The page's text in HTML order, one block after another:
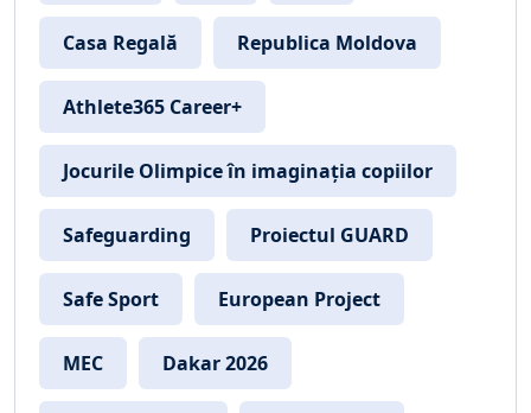
Casa Regală Republica Moldova
Athlete365 Career+
Jocurile Olimpice în imaginația copiilor
Safeguarding Proiectul GUARD
Safe Sport European Project
MEC Dakar 2026